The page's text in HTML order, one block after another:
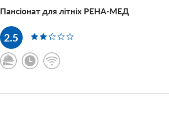
Пансіонат для літніх РЕНА-МЕД
2.5